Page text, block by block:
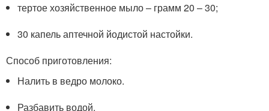
тертое хозяйственное мыло – грамм 20 – 30;
30 капель аптечной йодистой настойки.
Способ приготовления:
Налить в ведро молоко.
Разбавить водой.